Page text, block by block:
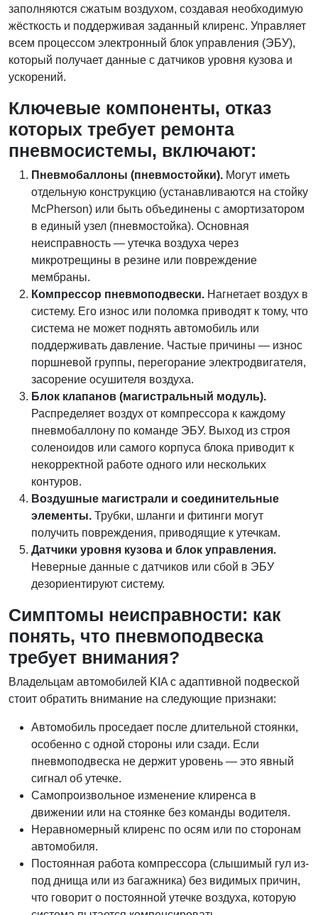
заполняются сжатым воздухом, создавая необходимую
жёсткость и поддерживая заданный клиренс. Управляет
всем процессом электронный блок управления (ЭБУ),
который получает данные с датчиков уровня кузова и
ускорений.
Ключевые компоненты, отказ
которых требует ремонта
пневмосистемы, включают:
Пневмобаллоны (пневмостойки). Могут иметь
отдельную конструкцию (устанавливаются на стойку
McPherson) или быть объединены с амортизатором
в единый узел (пневмостойка). Основная
неисправность — утечка воздуха через
микротрещины в резине или повреждение
мембраны.
Компрессор пневмоподвески. Нагнетает воздух в
систему. Его износ или поломка приводят к тому, что
система не может поднять автомобиль или
поддерживать давление. Частые причины — износ
поршневой группы, перегорание электродвигателя,
засорение осушителя воздуха.
Блок клапанов (магистральный модуль).
Распределяет воздух от компрессора к каждому
пневмобаллону по команде ЭБУ. Выход из строя
соленоидов или самого корпуса блока приводит к
некорректной работе одного или нескольких
контуров.
Воздушные магистрали и соединительные
элементы. Трубки, шланги и фитинги могут
получить повреждения, приводящие к утечкам.
Датчики уровня кузова и блок управления.
Неверные данные с датчиков или сбой в ЭБУ
дезориентируют систему.
Симптомы неисправности: как
понять, что пневмоподвеска
требует внимания?
Владельцам автомобилей KIA с адаптивной подвеской
стоит обратить внимание на следующие признаки:
Автомобиль проседает после длительной стоянки,
особенно с одной стороны или сзади. Если
пневмоподвеска не держит уровень — это явный
сигнал об утечке.
Самопроизвольное изменение клиренса в
движении или на стоянке без команды водителя.
Неравномерный клиренс по осям или по сторонам
автомобиля.
Постоянная работа компрессора (слышимый гул из-
под днища или из багажника) без видимых причин,
что говорит о постоянной утечке воздуха, которую